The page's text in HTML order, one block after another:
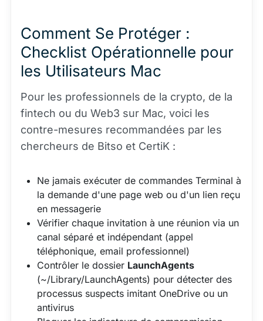
Comment Se Protéger :
Checklist Opérationnelle pour
les Utilisateurs Mac
Pour les professionnels de la crypto, de la
fintech ou du Web3 sur Mac, voici les
contre-mesures recommandées par les
chercheurs de Bitso et CertiK :
Ne jamais exécuter de commandes Terminal à
la demande d'une page web ou d'un lien reçu
en messagerie
Vérifier chaque invitation à une réunion via un
canal séparé et indépendant (appel
téléphonique, email professionnel)
Contrôler le dossier LaunchAgents
(~/Library/LaunchAgents) pour détecter des
processus suspects imitant OneDrive ou un
antivirus